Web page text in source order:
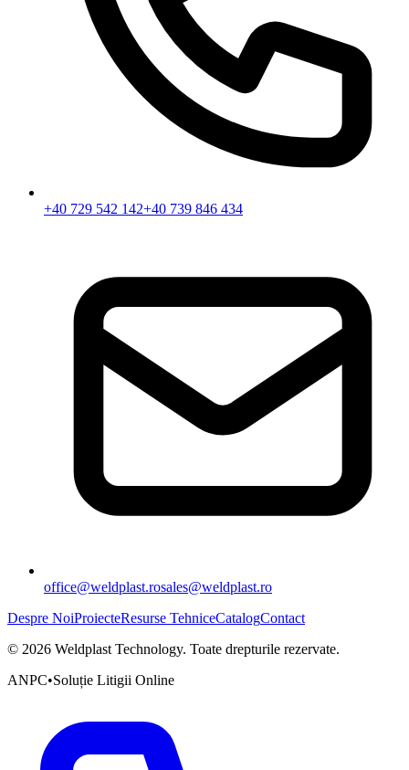
+40 729 542 142+40 739 846 434
office@weldplast.rosales@weldplast.ro
Despre NoiProiecteResurse TehniceCatalogContact
© 2026 Weldplast Technology. Toate drepturile rezervate.
ANPC•Soluție Litigii Online